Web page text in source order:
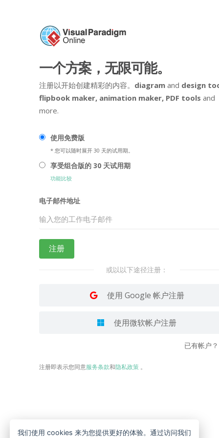
一个方案，无限可能。
注册以开始创建精彩的内容。 diagram and design
flipbook maker, animation maker, PDF tools and
more.
使用免费版
* 您可以随时展开 30 天的试用期。
享受组合版的 30 天试用期
功能比较
电子邮件地址
注册
或以以下途径注册：
使用 Google 帐户注册
使用微软帐户注册
已有帐户？
注册即表示您同意服务条款和隐私政策 。
我们使用 cookies 来为您提供更好的体验。通过访问我们